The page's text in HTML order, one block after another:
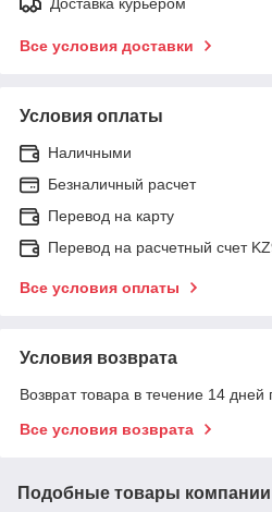
Все условия доставки
Условия оплаты
Наличными
Безналичный расчет
Перевод на карту
Перевод на расчетный счет
Все условия оплаты
Условия возврата
Возврат товара в течение 14 дней
Все условия возврата
Подобные товары компании